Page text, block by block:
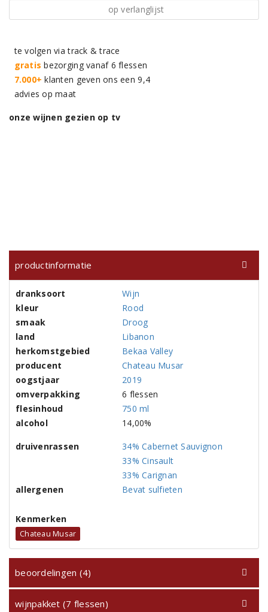
op verlanglijst
te volgen via track & trace
gratis bezorging vanaf 6 flessen
7.000+ klanten geven ons een 9,4
advies op maat
onze wijnen gezien op tv
productinformatie
dranksoort
Wijn
kleur
Rood
smaak
Droog
land
Libanon
herkomstgebied
Bekaa Valley
producent
Chateau Musar
oogstjaar
2019
omverpakking
6 flessen
flesinhoud
750 ml
alcohol
14,00%
druivenrassen
34% Cabernet Sauvignon
33% Cinsault
33% Carignan
allergenen
Bevat sulfieten
Kenmerken
Chateau Musar
beoordelingen (4)
wijnpakket (7 flessen)